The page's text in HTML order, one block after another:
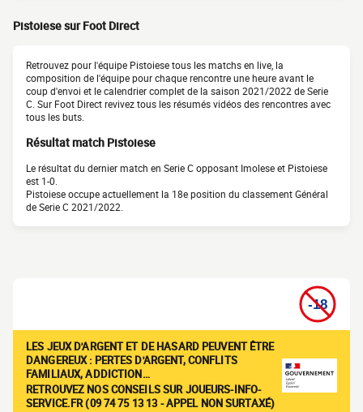
Pistoiese sur Foot Direct
Retrouvez pour l'équipe Pistoiese tous les matchs en live, la
composition de l'équipe pour chaque rencontre une heure avant le
coup d'envoi et le calendrier complet de la saison 2021/2022 de Serie
C. Sur Foot Direct revivez tous les résumés vidéos des rencontres avec
tous les buts.
Résultat match Pistoiese
Le résultat du dernier match en Serie C opposant Imolese et Pistoiese
est 1-0.
Pistoiese occupe actuellement la 18e position du classement Général
de Serie C 2021/2022.
LES JEUX D'ARGENT ET DE HASARD PEUVENT ÊTRE
DANGEREUX : PERTES D'ARGENT, CONFLITS
FAMILIAUX, ADDICTION…
RETROUVEZ NOS CONSEILS SUR JOUEURS-INFO-
SERVICE.FR (09 74 75 13 13 - APPEL NON SURTAXÉ)